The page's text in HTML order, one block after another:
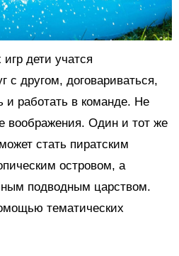
дети учатся
с другом, договариваться,
и работать в команде. Не
воображения. Один и тот же
стать пиратским
островом, а
подводным царством.
тематических